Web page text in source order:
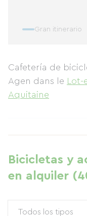
Gran itinerario
Cafetería de
Agen dans le Lot-
Aquitaine
Bicicletas y
en alquiler